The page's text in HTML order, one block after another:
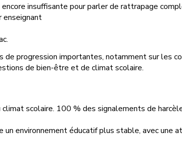
insuffisante pour parler de rattrapage
enseignant
de progression importantes, notamment sur les
de bien-être et de climat scolaire.
scolaire. 100 % des signalements de
un environnement éducatif plus stable, avec